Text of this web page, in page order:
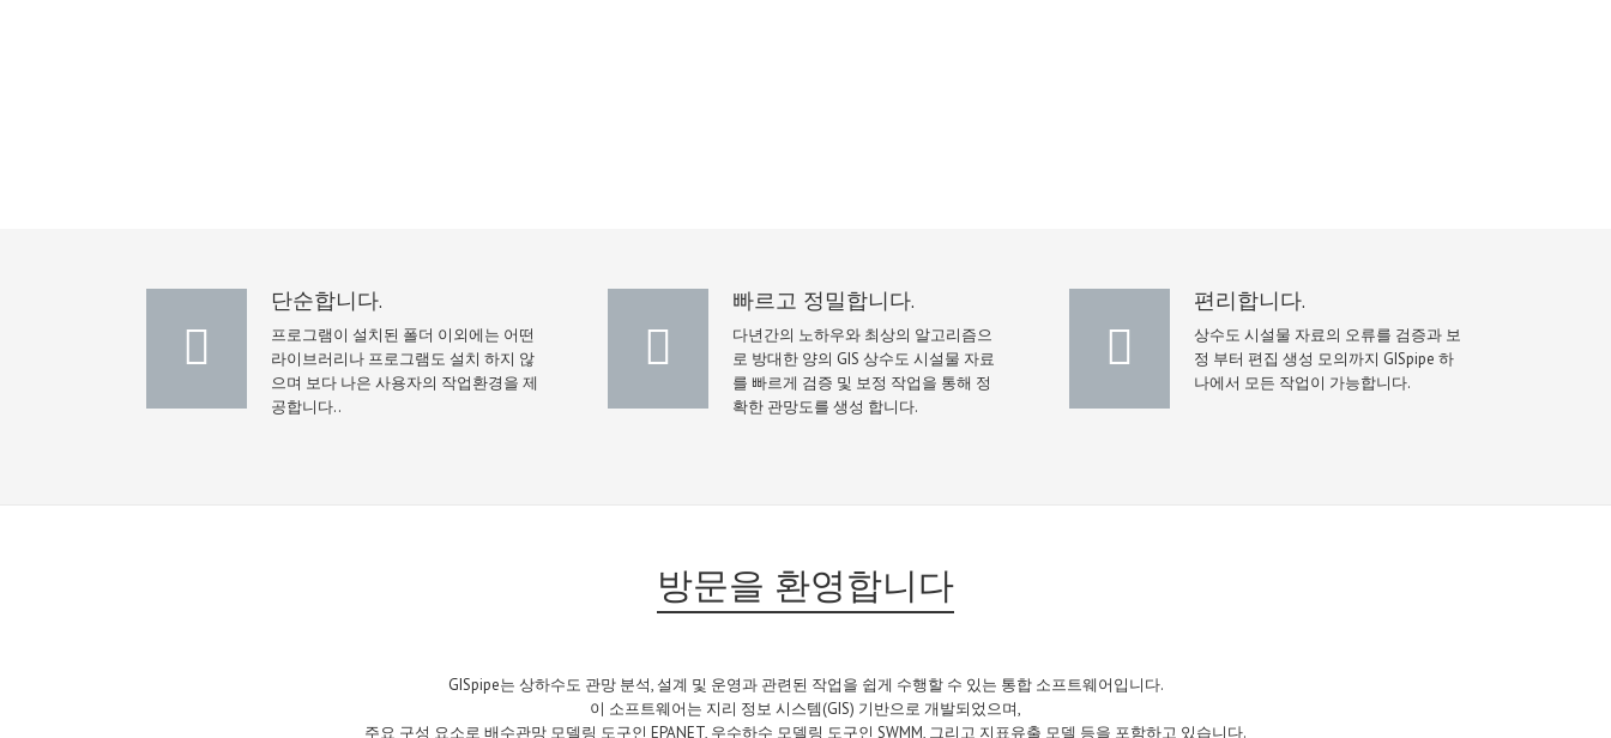
단순합니다.
프로그램이 설치된 폴더 이외에는 어떤
라이브러리나 프로그램도 설치 하지 않
으며 보다 나은 사용자의 작업환경을 제
공합니다..
빠르고 정밀합니다.
다년간의 노하우와 최상의 알고리즘으
로 방대한 양의 GIS 상수도 시설물 자료
를 빠르게 검증 및 보정 작업을 통해 정
확한 관망도를 생성 합니다.
편리합니다.
상수도 시설물 자료의 오류를 검증과 보
정 부터 편집 생성 모의까지 GISpipe 하
나에서 모든 작업이 가능합니다.
방문을 환영합니다
GISpipe는 상하수도 관망 분석, 설계 및 운영과 관련된 작업을 쉽게 수행할 수 있는 통합 소프트웨어입니다.
이 소프트웨어는 지리 정보 시스템(GIS) 기반으로 개발되었으며,
주요 구성 요소로 배수관망 모델링 도구인 EPANET, 우수하수 모델링 도구인 SWMM, 그리고 지표유출 모델 등을 포함하고 있습니다.